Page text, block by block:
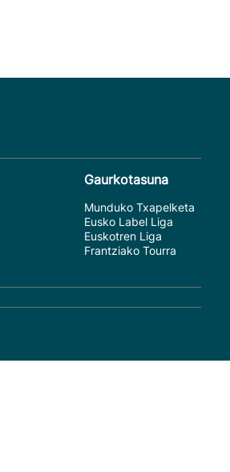
Gaurkotasuna
Munduko Txapelketa
Eusko Label Liga
Euskotren Liga
Frantziako Tourra